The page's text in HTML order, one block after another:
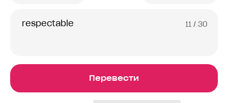
11 / 30
Перевести